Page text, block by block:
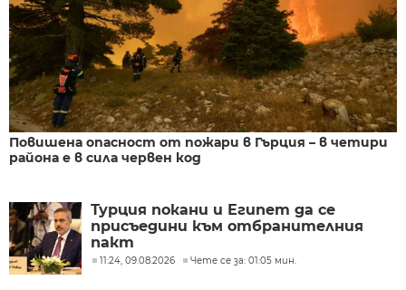
Повишена опасност от пожари в Гърция – в четири
района е в сила червен код
Турция покани и Египет да се
присъедини към отбранителния
пакт
11:24, 09.08.2026 Чете се за: 01:05 мин.